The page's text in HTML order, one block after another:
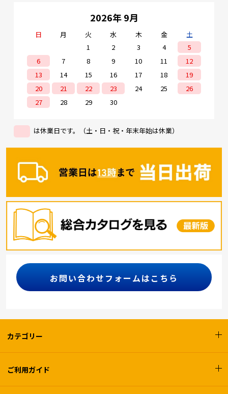
2026年 9月
日 月 火 水 木 金
土
1
2 3 4
5
6
7 8 9 10 11
12
13
14 15 16 17 18
19
20
21 22 23 24 25
26
27
28 29 30
は休業日です。（土・日・祝・年末年始は休業）
お問い合わせフォームはこちら
カテゴリー
ご利用ガイド